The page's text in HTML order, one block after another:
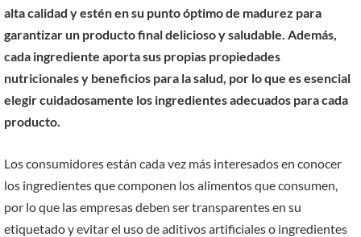
alta calidad y estén en su punto óptimo de madurez para
garantizar un producto final delicioso y saludable. Además,
cada ingrediente aporta sus propias propiedades
nutricionales y beneficios para la salud, por lo que es esencial
elegir cuidadosamente los ingredientes adecuados para cada
producto.
Los consumidores están cada vez más interesados en conocer
los ingredientes que componen los alimentos que consumen,
por lo que las empresas deben ser transparentes en su
etiquetado y evitar el uso de aditivos artificiales o ingredientes